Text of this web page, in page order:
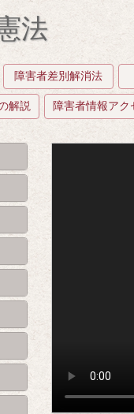
法
障害者差別解消法
解説 障害者情報ア